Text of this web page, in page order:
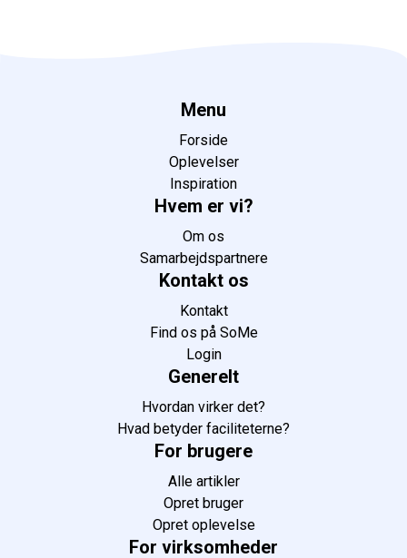
Menu
Forside
Oplevelser
Inspiration
Hvem er vi?
Om os
Samarbejdspartnere
Kontakt os
Kontakt
Find os på SoMe
Login
Generelt
Hvordan virker det?
Hvad betyder faciliteterne?
For brugere
Alle artikler
Opret bruger
Opret oplevelse
For virksomheder